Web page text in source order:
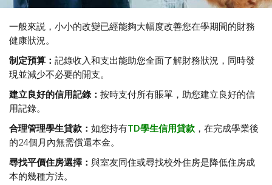
一般來説，小小的改變已經能夠大幅度改善您在學期間的財務
健康狀況。
制定預算： 記錄收入和支出能助您全面了解財務狀況，同時發
現並減少不必要的開支。
建立良好的信用記錄： 按時支付所有賬單，助您建立良好的信
用記錄。
合理管理學生貸款： 如您持有TD學生信用貸款 ，在完成學業後
的24個月內無需償還本金。
尋找平價住房選擇： 與室友同住或尋找校外住房是降低住房成
本的幾種方法。